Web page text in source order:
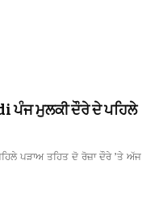
ਪੰਜ ਮੁਲਕੀ ਦੌਰੇ ਦੇ ਪਹਿਲੇ
ਪੜਾਅ ਤਹਿਤ ਦੋ ਰੋਜ਼ਾ ਦੌਰੇ ’ਤੇ ਅੱਜ